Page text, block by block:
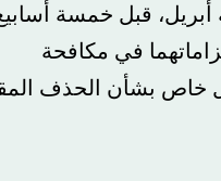
قبل خمسة أسابيع من
في مكافحة
بشأن الحذف المقترح